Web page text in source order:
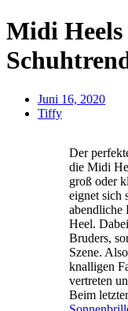
Midi
Juni 16, 2020
Tiffy
Der
die Midi
groß oder
eignet sich
abendliche
Heel.
Bruders,
Szene.
knalligen
vertreten
Beim